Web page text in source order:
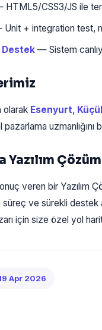
CSS3/JS ile
+ integration test,
Destek — Sistem
olarak Esenyurt,
pazarlama
Yazılım
veren bir Yazılım
süreç ve sürekli destek
için size özel yol
Apr 2026